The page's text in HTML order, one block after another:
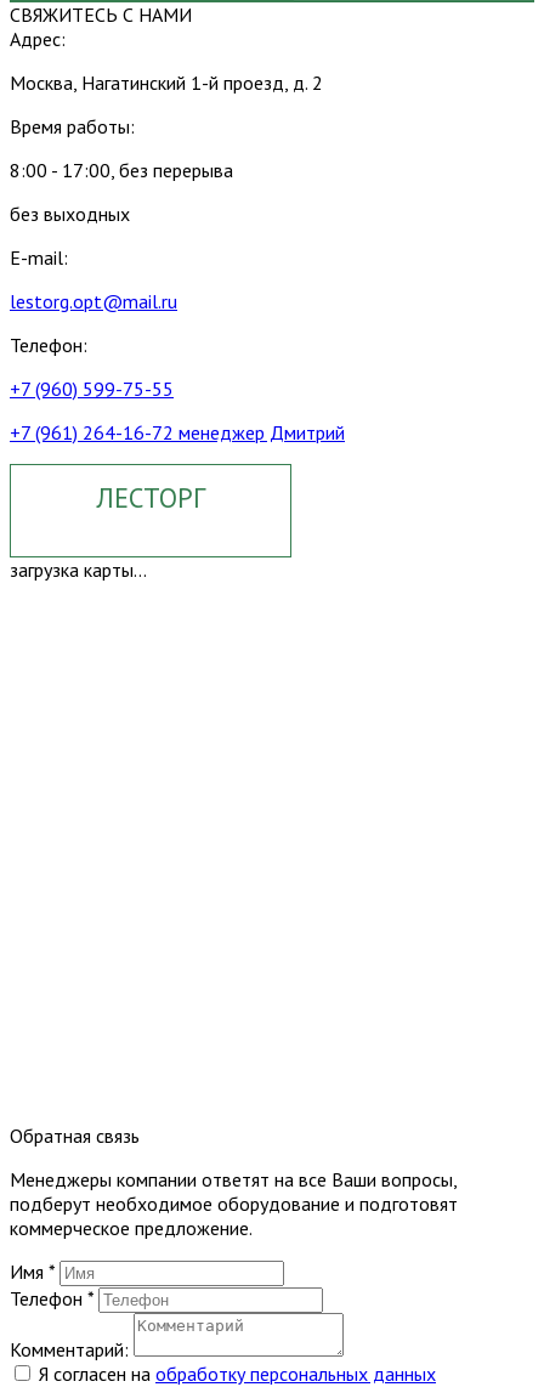
СВЯЖИТЕСЬ С НАМИ
Адрес:
Москва, Нагатинский 1-й проезд, д. 2
Время работы:
8:00 - 17:00, без перерыва
без выходных
E-mail:
lestorg.opt@mail.ru
Телефон:
+7 (960) 599-75-55
+7 (961) 264-16-72 менеджер Дмитрий
ЛЕСТОРГ
загрузка карты...
Обратная связь
Менеджеры компании ответят на все Ваши вопросы,
подберут необходимое оборудование и подготовят
коммерческое предложение.
Имя *
Телефон *
Комментарий:
Я согласен на обработку персональных данных